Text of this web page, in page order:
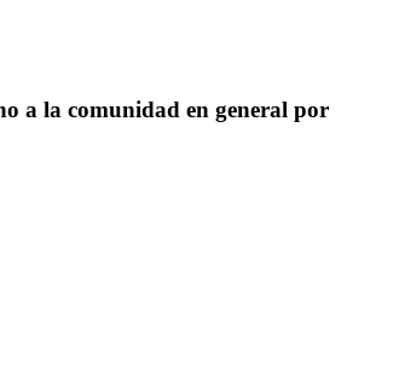
a la comunidad en general por